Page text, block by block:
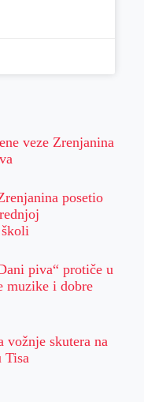
veze Zrenjanina
posetio
piva“ protiče u
muzike i dobre
vožnje skutera na
Tisa